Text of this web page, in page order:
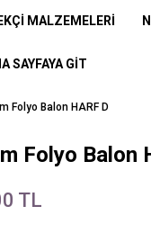
MALZEMELERİ
SAYFAYA GİT
Folyo Balon HARF D
Folyo Balon
TL